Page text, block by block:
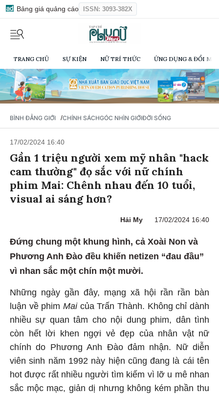
Bảng giá quảng cáo ISSN: 3093-382X
TRANG CHỦ SỰ KIỆN NỮ TRÍ THỨC ỨNG DỤNG & ĐỔI
BÌNH ĐẲNG GIỚI /CHÍNH SÁCHGÓC NHÌN GIỚIĐỜI SỐNG
17/02/2024 16:40
Gần 1 triệu người xem mỹ nhân "hack
cam thường" đọ sắc với nữ chính
phim Mai: Chênh nhau đến 10 tuổi,
visual ai sáng hơn?
Hải My 17/02/2024 16:40
Đứng chung một khung hình, cả Xoài Non và
Phương Anh Đào đều khiến netizen “đau đầu”
vì nhan sắc một chín một mười.
Những ngày gần đây, mạng xã hội rần rần bàn
luận về phim Maicủa Trấn Thành. Không chỉ dành
nhiều sự quan tâm cho nội dung phim, dân tình
còn hết lời khen ngợi vẻ đẹp của nhân vật nữ
chính do Phương Anh Đào đảm nhận. Nữ diễn
viên sinh năm 1992 này hiện cũng đang là cái tên
hot được rất nhiều người tìm kiếm vì lỡ u mê nhan
sắc mộc mạc, giản dị nhưng không kém phần thu